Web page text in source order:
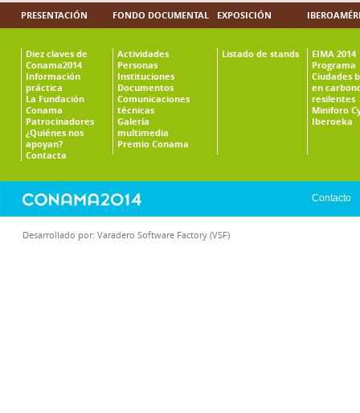
PRESENTACIÓN
Diez claves de
Conama2014
Información
práctica
La Fundación
Conama
Patrocinadores
¿Quiénes nos
apoyan?
Contacta
FONDO DOCUMENTAL
Actividades
Personas
Instituciones
Documentos
Comunicaciones
técnicas
Galería
multimedia
Premio Conama
EXPOSICIÓN
Listado de stands
EIMA 2014
Programa
Ciudades
en
resilentes
Miniforo
Iberoeka
Contacto
Desarrollado por: Varadero Software Factory (VSF)